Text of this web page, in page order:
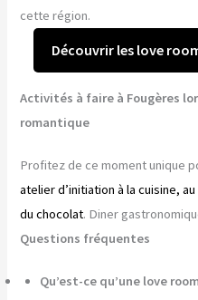
cette région.
Découvrir les love
Activités à faire à Fougères
romantique
Profitez de ce moment unique
atelier d’initiation à la cuisine,
du chocolat. Diner
Questions fréquentes
Qu’est-ce qu’une love